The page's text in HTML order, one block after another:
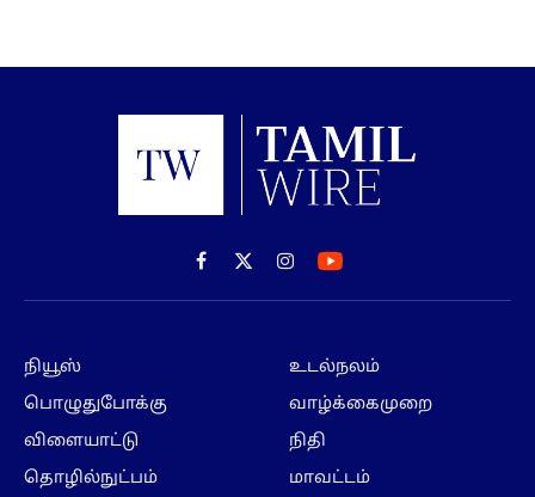
Facebook
X
(Twitter)
Instagram
நியூஸ்
பொழுதுபோக்கு
விளையாட்டு
தொழில்நுட்பம்
உடல்நலம்
வாழ்க்கைமுறை
நிதி
மாவட்டம்